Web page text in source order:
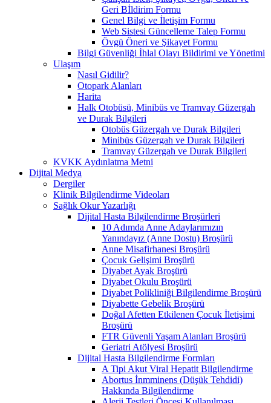
Geri Bİldirim Formu
Genel Bilgi ve İletişim Formu
Web Sistesi Güncelleme Talep Formu
Övgü Öneri ve Şikayet Formu
Bilgi Güvenliği İhlal Olayı Bildirimi ve Yönetimi
Ulaşım
Nasıl Gidilir?
Otopark Alanları
Harita
Halk Otobüsü, Minibüs ve Tramvay Güzergah
ve Durak Bilgileri
Otobüs Güzergah ve Durak Bilgileri
Minibüs Güzergah ve Durak Bilgileri
Tramvay Güzergah ve Durak Bilgileri
KVKK Aydınlatma Metni
Dijital Medya
Dergiler
Klinik Bilgilendirme Videoları
Sağlık Okur Yazarlığı
Dijital Hasta Bilgilendirme Broşürleri
10 Adımda Anne Adaylarımızın
Yanındayız (Anne Dostu) Broşürü
Anne Misafirhanesi Broşürü
Çocuk Gelişimi Broşürü
Diyabet Ayak Broşürü
Diyabet Okulu Broşürü
Diyabet Polikliniği Bilgilendirme Broşürü
Diyabette Gebelik Broşürü
Doğal Afetten Etkilenen Çocuk İletişimi
Broşürü
FTR Güvenli Yaşam Alanları Broşürü
Geriatri Atölyesi Broşürü
Dijital Hasta Bilgilendirme Formları
A Tipi Akut Viral Hepatit Bilgilendirme
Abortus İnmminens (Düşük Tehdidi)
Hakkında Bilgilendirme